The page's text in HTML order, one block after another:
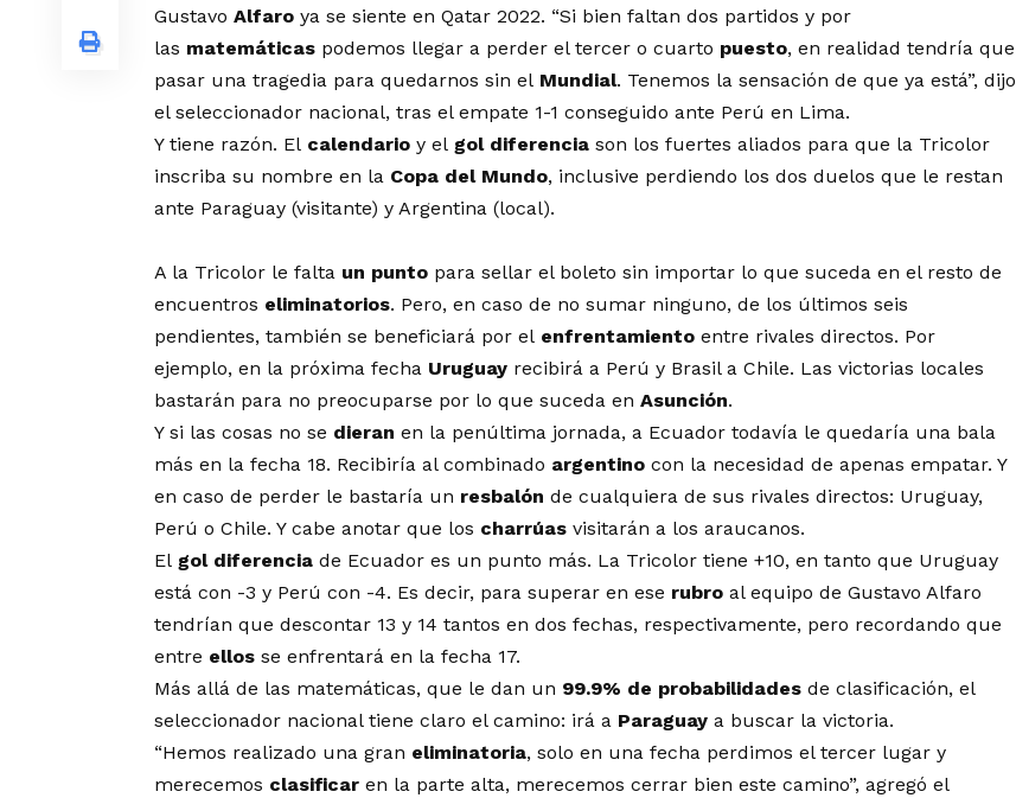
Gustavo Alfaro ya se siente en Qatar 2022. “Si bien faltan dos partidos y por
las matemáticas podemos llegar a perder el tercer o cuarto puesto, en realidad tendría que
pasar una tragedia para quedarnos sin el Mundial. Tenemos la sensación de que ya está”, dijo
el seleccionador nacional, tras el empate 1-1 conseguido ante Perú en Lima.
Y tiene razón. El calendario y el gol diferencia son los fuertes aliados para que la Tricolor
inscriba su nombre en la Copa del Mundo, inclusive perdiendo los dos duelos que le restan
ante Paraguay (visitante) y Argentina (local).
A la Tricolor le falta un punto para sellar el boleto sin importar lo que suceda en el resto de
encuentros eliminatorios. Pero, en caso de no sumar ninguno, de los últimos seis
pendientes, también se beneficiará por el enfrentamiento entre rivales directos. Por
ejemplo, en la próxima fecha Uruguay recibirá a Perú y Brasil a Chile. Las victorias locales
bastarán para no preocuparse por lo que suceda en Asunción.
Y si las cosas no se dieran en la penúltima jornada, a Ecuador todavía le quedaría una bala
más en la fecha 18. Recibiría al combinado argentino con la necesidad de apenas empatar. Y
en caso de perder le bastaría un resbalón de cualquiera de sus rivales directos: Uruguay,
Perú o Chile. Y cabe anotar que los charrúas visitarán a los araucanos.
El gol diferencia de Ecuador es un punto más. La Tricolor tiene +10, en tanto que Uruguay
está con -3 y Perú con -4. Es decir, para superar en ese rubro al equipo de Gustavo Alfaro
tendrían que descontar 13 y 14 tantos en dos fechas, respectivamente, pero recordando que
entre ellos se enfrentará en la fecha 17.
Más allá de las matemáticas, que le dan un 99.9% de probabilidades de clasificación, el
seleccionador nacional tiene claro el camino: irá a Paraguay a buscar la victoria.
“Hemos realizado una gran eliminatoria, solo en una fecha perdimos el tercer lugar y
merecemos clasificar en la parte alta, merecemos cerrar bien este camino”, agregó el